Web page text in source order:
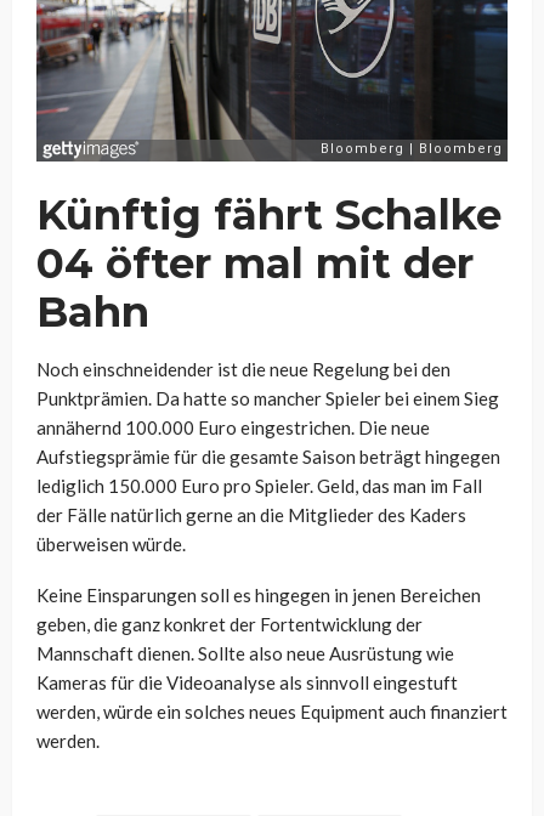
Künftig fährt Schalke
04 öfter mal mit der
Bahn
Noch einschneidender ist die neue Regelung bei den
Punktprämien. Da hatte so mancher Spieler bei einem Sieg
annähernd 100.000 Euro eingestrichen. Die neue
Aufstiegsprämie für die gesamte Saison beträgt hingegen
lediglich 150.000 Euro pro Spieler. Geld, das man im Fall
der Fälle natürlich gerne an die Mitglieder des Kaders
überweisen würde.
Keine Einsparungen soll es hingegen in jenen Bereichen
geben, die ganz konkret der Fortentwicklung der
Mannschaft dienen. Sollte also neue Ausrüstung wie
Kameras für die Videoanalyse als sinnvoll eingestuft
werden, würde ein solches neues Equipment auch finanziert
werden.